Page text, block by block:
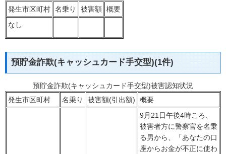
発生市区町村 名乗り 被害額 概要
なし
預貯金詐欺(キャッシュカード手交型)(1件)
発生市区町村 名乗り 被害額(引出額) 概要
9月21日午後4時ころ、
被害者方に警察官を名乗
る男から、「あなたの口
座からお金が不正に使わ
預貯金詐欺(キャッシュカード手交型)被害認知状況